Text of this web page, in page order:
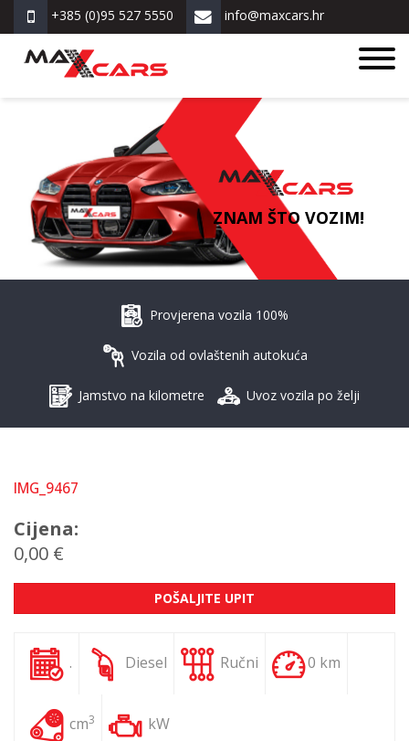
+385 (0)95 527 5550 info@maxcars.hr
ZNAM ŠTO VOZIM!
Provjerena vozila 100%
Vozila od ovlaštenih autokuća
Jamstvo na kilometre Uvoz vozila po želji
IMG_9467
Cijena:
0,00 €
POŠALJITE UPIT
. Diesel Ručni 0 km
cm3 kW